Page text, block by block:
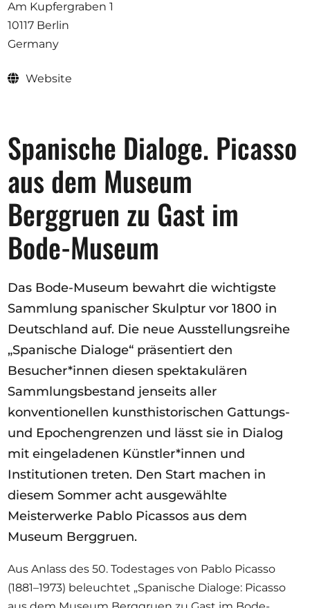
Opportunities
About us
Donate
Partners
Help
Contact
Am Kupfergraben 1
10117 Berlin
Germany
Website
Spanische Dialoge. Picasso
aus dem Museum
Berggruen zu Gast im
Bode-Museum
Das Bode-Museum bewahrt die wichtigste
Sammlung spanischer Skulptur vor 1800 in
Deutschland auf. Die neue Ausstellungsreihe
„Spanische Dialoge“ präsentiert den
Besucher*innen diesen spektakulären
Sammlungsbestand jenseits aller
konventionellen kunsthistorischen Gattungs-
und Epochengrenzen und lässt sie in Dialog
mit eingeladenen Künstler*innen und
Institutionen treten. Den Start machen in
diesem Sommer acht ausgewählte
Meisterwerke Pablo Picassos aus dem
Museum Berggruen.
Aus Anlass des 50. Todestages von Pablo Picasso
(1881–1973) beleuchtet „Spanische Dialoge: Picasso